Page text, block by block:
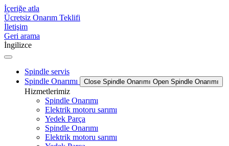
İçeriğe atla
Ücretsiz Onarım Teklifi
İletişim
Geri arama
İngilizce
Spindle servis
Spindle Onarımı
Close Spindle Onarımı Open Spindle Onarımı
Hizmetlerimiz
Spindle Onarımı
Elektrik motoru sarımı
Yedek Parça
Spindle Onarımı
Elektrik motoru sarımı